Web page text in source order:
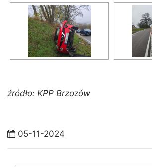
źródło: KPP Brzozów
05-11-2024